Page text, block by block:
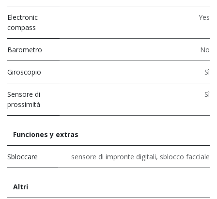
Electronic
compass
Yes
Barometro No
Giroscopio Sì
Sensore di
prossimità
Sì
Funciones y extras
Sbloccare sensore di impronte digitali, sblocco facciale
Altri